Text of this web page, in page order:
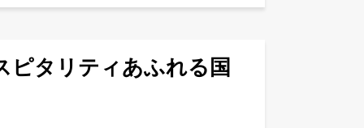
ピタリティあふれる国